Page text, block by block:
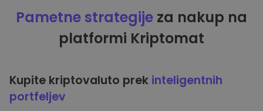
Pametne strategije za nakup na
platformi Kriptomat
Kupite kriptovaluto prek inteligentnih
portfeljev